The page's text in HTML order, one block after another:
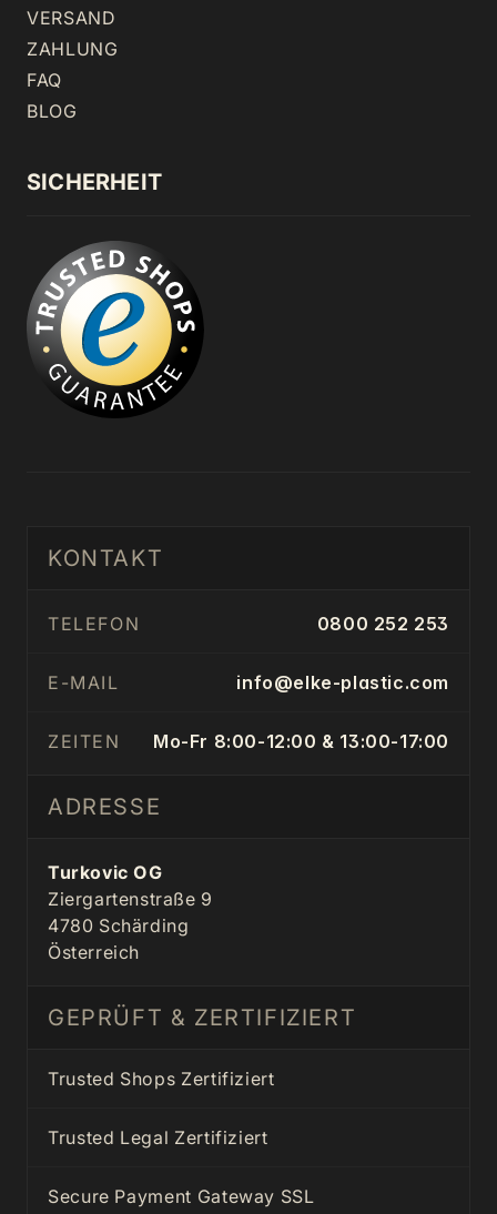
VERSAND
ZAHLUNG
FAQ
BLOG
SICHERHEIT
KONTAKT
TELEFON 0800 252 253
E-MAIL info@elke-plastic.com
ZEITEN Mo-Fr 8:00-12:00 & 13:00-17:00
ADRESSE
Turkovic OG
Ziergartenstraße 9
4780 Schärding
Österreich
GEPRÜFT & ZERTIFIZIERT
Trusted Shops Zertifiziert
Trusted Legal Zertifiziert
Secure Payment Gateway SSL